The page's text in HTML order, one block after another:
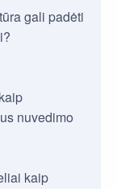
gali padėti
nuvedimo
kaip